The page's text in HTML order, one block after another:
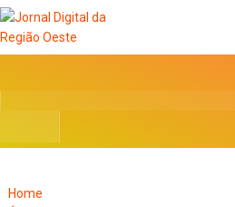
Home